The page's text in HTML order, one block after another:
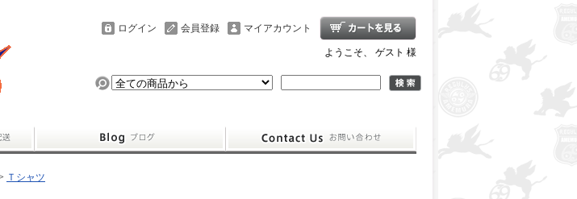
マイアカウント
会員登録
ログイン
ようこそ、 ゲスト 様
Ｔシャツ